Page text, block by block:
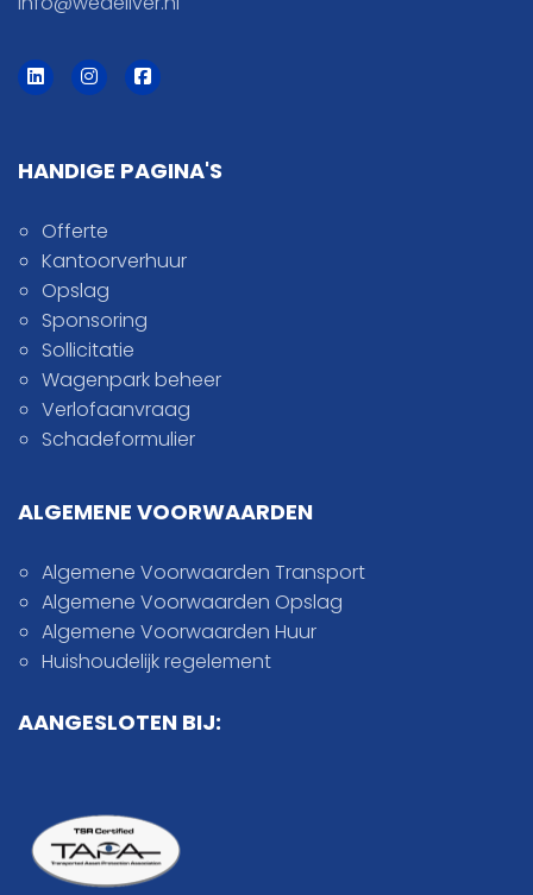
HANDIGE PAGINA'S
Offerte
Kantoorverhuur
Opslag
Sponsoring
Sollicitatie
Wagenpark beheer
Verlofaanvraag
Schadeformulier
ALGEMENE VOORWAARDEN
Algemene Voorwaarden Transport
Algemene Voorwaarden Opslag
Algemene Voorwaarden Huur
Huishoudelijk regelement
AANGESLOTEN BIJ: